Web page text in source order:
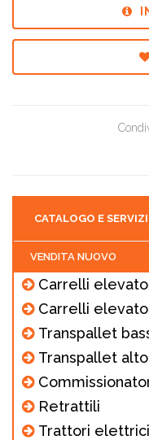
CATALOGO E SERVIZI
VENDITA NUOVO
Carrelli
Carrelli
Transpallet
Transpallet
Retrattili
Trattori elettrici